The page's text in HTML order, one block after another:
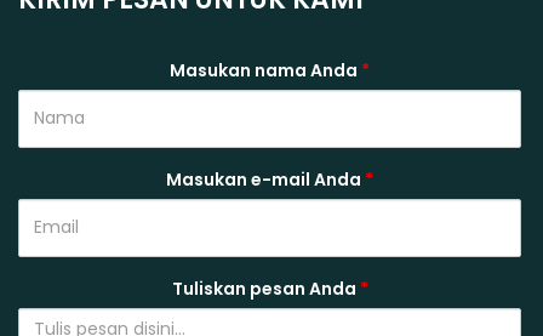
Masukan nama Anda *
Masukan e-mail Anda *
Tuliskan pesan Anda *